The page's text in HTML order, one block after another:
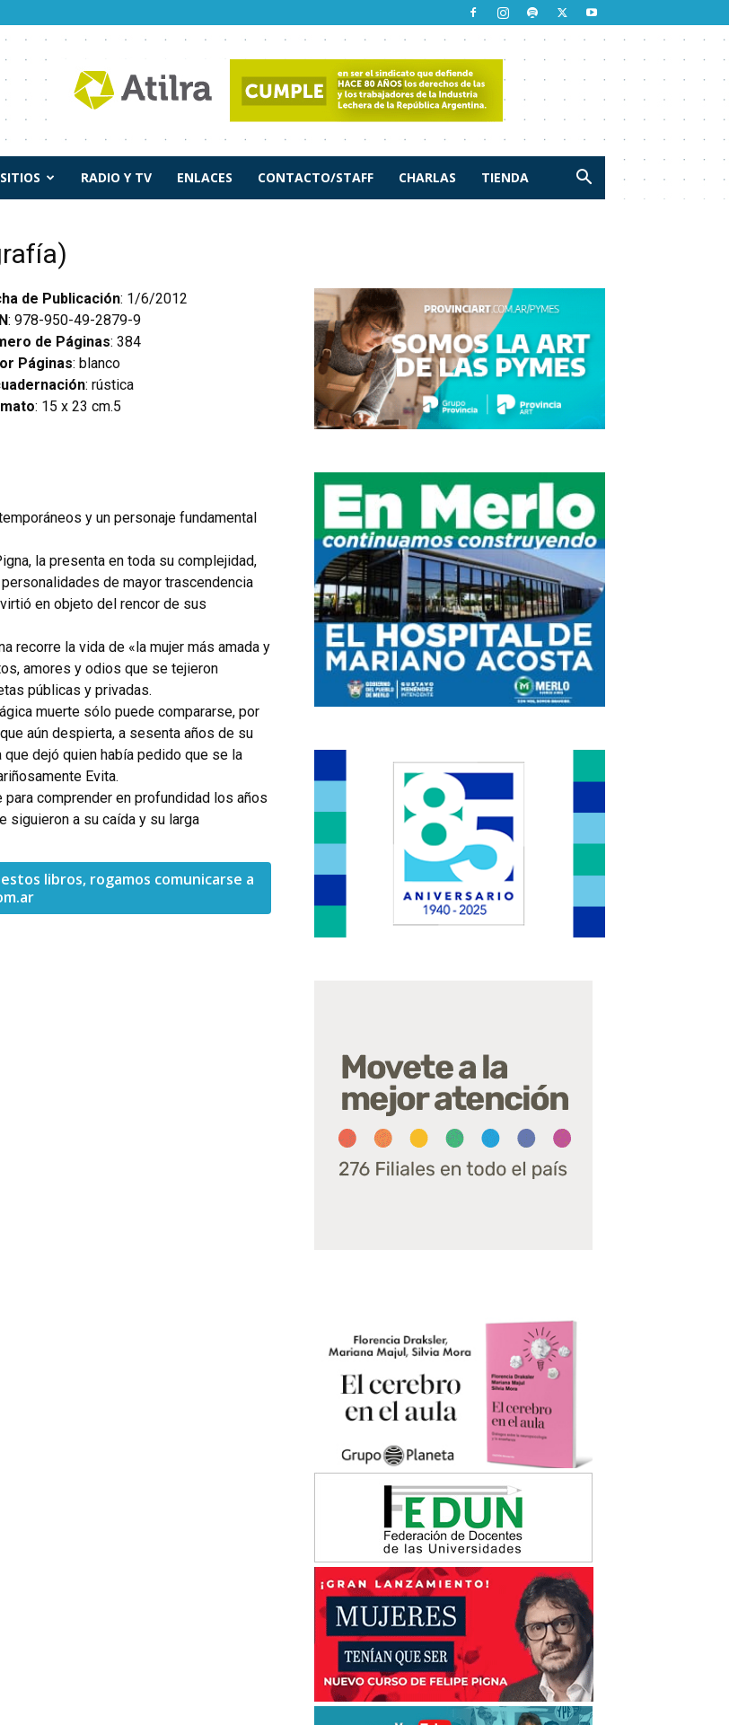
RADIO Y TV ENLACES CONTACTO/STAFF CHARLAS TIENDA
de Publicación: 1/6/2012
: 978-950-49-2879-9
de Páginas: 384
Páginas: blanco
: rústica
: 15 x 23 cm.5
y un personaje fundamental
la presenta en toda su complejidad,
de mayor trascendencia
en objeto del rencor de sus
recorre la vida de «la mujer más amada y
amores y odios que se tejieron
públicas y privadas.
muerte sólo puede compararse, por
aún despierta, a sesenta años de su
dejó quien había pedido que se la
Evita.
comprender en profundidad los años
siguieron a su caída y su larga
libros, rogamos comunicarse a